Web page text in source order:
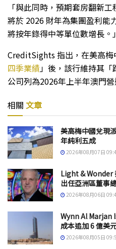
「與此同時，預期套房翻新
將於 2026 財年為集團盈利能
將按年錄得中等單位數增長。」
CreditSights 指出，在美高梅
四季業績」後，該行維持其
公司列為2026年上半年澳門
相關 文章
美高梅中國兌現
年純利五成
2026年08月07日
Light & Wonder
出任亞洲區董事
2026年08月06日
Wynn Al Marjan
成本追加 6 億美
2026年08月05日